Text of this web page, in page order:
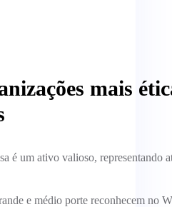
mais
é um ativo valioso, representando
e médio porte reconhecem no